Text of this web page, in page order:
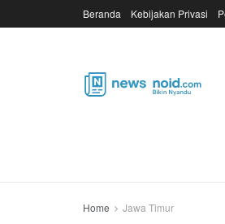
Beranda Kebijakan Privasi
Home Jawa Timur